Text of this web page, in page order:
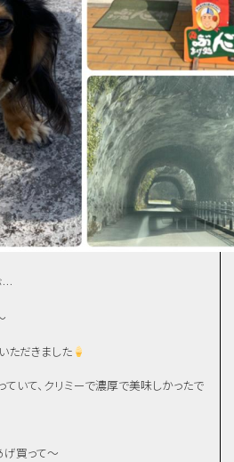
…
ただきました
ていて、クリミーで濃厚で美味しかったで
げ買って〜